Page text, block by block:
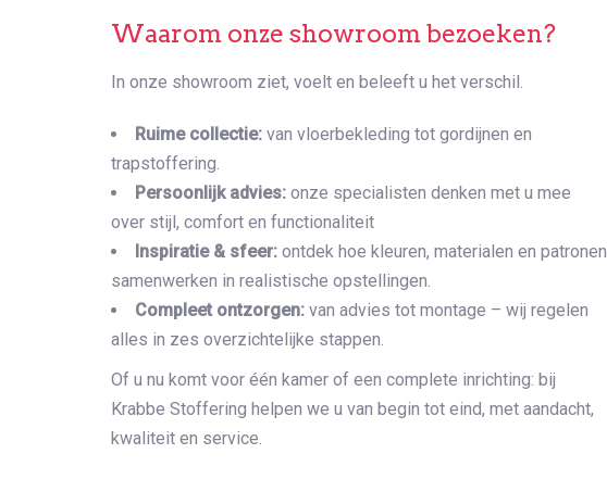
Waarom onze showroom bezoeken?
In onze showroom ziet, voelt en beleeft u het verschil.
Ruime collectie: van vloerbekleding tot gordijnen en
trapstoffering.
Persoonlijk advies: onze specialisten denken met u mee
over stijl, comfort en functionaliteit
Inspiratie & sfeer: ontdek hoe kleuren, materialen en patronen
samenwerken in realistische opstellingen.
Compleet ontzorgen: van advies tot montage – wij regelen
alles in zes overzichtelijke stappen.
Of u nu komt voor één kamer of een complete inrichting: bij
Krabbe Stoffering helpen we u van begin tot eind, met aandacht,
kwaliteit en service.